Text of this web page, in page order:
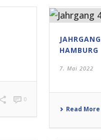
0
HAMBURG
7. Mai 2022
Read More